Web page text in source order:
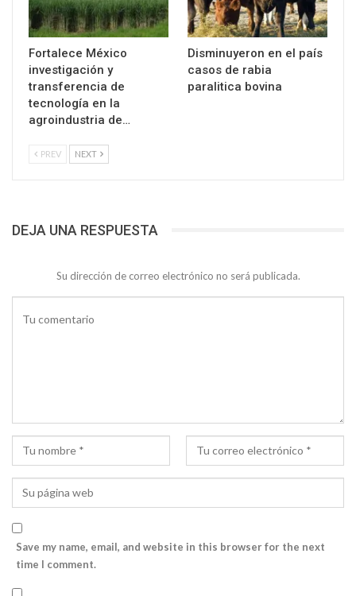
Fortalece México
investigación y
transferencia de
tecnología en la
agroindustria de…
Disminuyeron en el país
casos de rabia
paralitica bovina
PREV NEXT
DEJA UNA RESPUESTA
Su dirección de correo electrónico no será publicada.
Save my name, email, and website in this browser for the next
time I comment.